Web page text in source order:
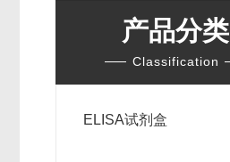
产品分类
Classification
ELISA试剂盒